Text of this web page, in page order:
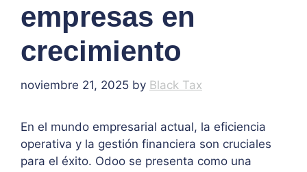
empresas en
crecimiento
noviembre 21, 2025 by Black Tax
En el mundo empresarial actual, la eficiencia
operativa y la gestión financiera son cruciales
para el éxito. Odoo se presenta como una